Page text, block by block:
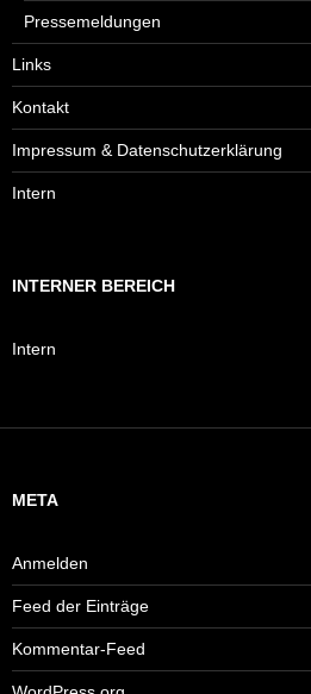
Pressemeldungen
Links
Kontakt
Impressum & Datenschutzerklärung
Intern
INTERNER BEREICH
Intern
META
Anmelden
Feed der Einträge
Kommentar-Feed